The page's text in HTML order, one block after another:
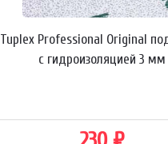
Tuplex Professional Original
с гидроизоляцией 3 мм